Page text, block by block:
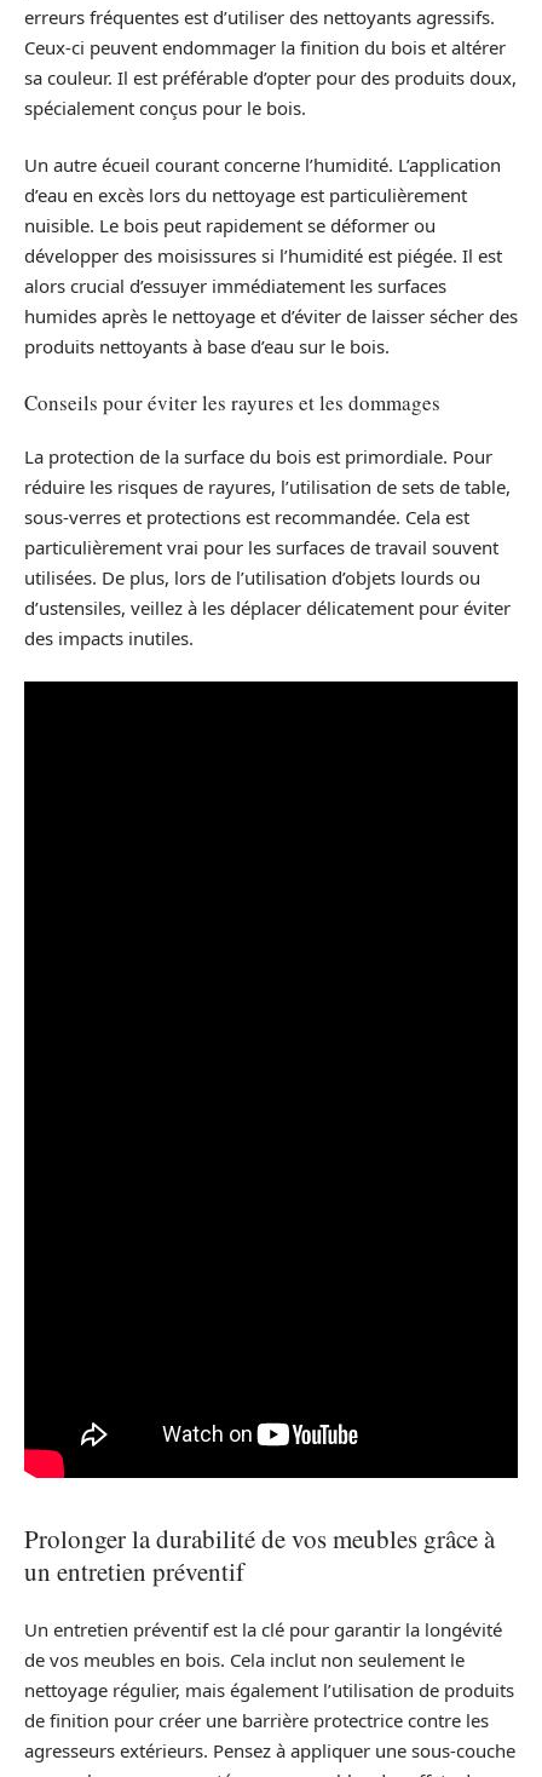
erreurs fréquentes est d’utiliser des nettoyants agressifs.
Ceux-ci peuvent endommager la finition du bois et altérer
sa couleur. Il est préférable d’opter pour des produits doux,
spécialement conçus pour le bois.
Un autre écueil courant concerne l’humidité. L’application
d’eau en excès lors du nettoyage est particulièrement
nuisible. Le bois peut rapidement se déformer ou
développer des moisissures si l’humidité est piégée. Il est
alors crucial d’essuyer immédiatement les surfaces
humides après le nettoyage et d’éviter de laisser sécher des
produits nettoyants à base d’eau sur le bois.
Conseils pour éviter les rayures et les dommages
La protection de la surface du bois est primordiale. Pour
réduire les risques de rayures, l’utilisation de sets de table,
sous-verres et protections est recommandée. Cela est
particulièrement vrai pour les surfaces de travail souvent
utilisées. De plus, lors de l’utilisation d’objets lourds ou
d’ustensiles, veillez à les déplacer délicatement pour éviter
des impacts inutiles.
Prolonger la durabilité de vos meubles grâce à
un entretien préventif
Un entretien préventif est la clé pour garantir la longévité
de vos meubles en bois. Cela inclut non seulement le
nettoyage régulier, mais également l’utilisation de produits
de finition pour créer une barrière protectrice contre les
agresseurs extérieurs. Pensez à appliquer une sous-couche